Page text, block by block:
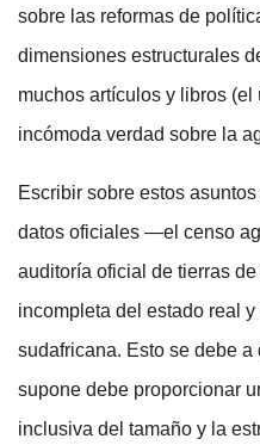
sobre las reformas de
dimensiones estructurales
muchos artículos y libros
incómoda verdad sobre la
Escribir sobre estos
datos oficiales —el censo
auditoría oficial de tierras
incompleta del estado real
sudafricana. Esto se debe
supone debe proporcionar
inclusiva del tamaño y la